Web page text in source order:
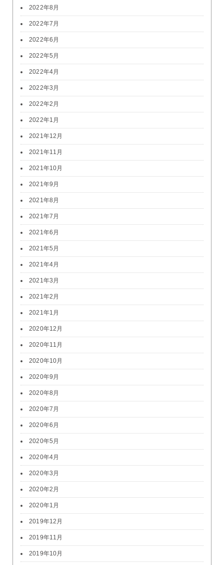
2022年8月
2022年7月
2022年6月
2022年5月
2022年4月
2022年3月
2022年2月
2022年1月
2021年12月
2021年11月
2021年10月
2021年9月
2021年8月
2021年7月
2021年6月
2021年5月
2021年4月
2021年3月
2021年2月
2021年1月
2020年12月
2020年11月
2020年10月
2020年9月
2020年8月
2020年7月
2020年6月
2020年5月
2020年4月
2020年3月
2020年2月
2020年1月
2019年12月
2019年11月
2019年10月